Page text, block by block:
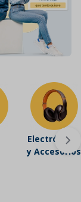
Electrónicos
y Accesorios